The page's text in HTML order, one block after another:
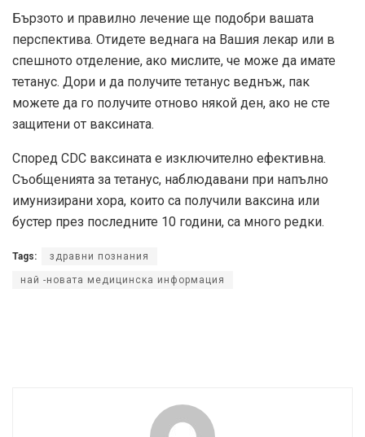
Бързото и правилно лечение ще подобри вашата
перспектива. Отидете веднага на Вашия лекар или в
спешното отделение, ако мислите, че може да имате
тетанус. Дори и да получите тетанус веднъж, пак
можете да го получите отново някой ден, ако не сте
защитени от ваксината.
Според CDC ваксината е изключително ефективна.
Съобщенията за тетанус, наблюдавани при напълно
имунизирани хора, които са получили ваксина или
бустер през последните 10 години, са много редки.
Tags: здравни познания
най -новата медицинска информация